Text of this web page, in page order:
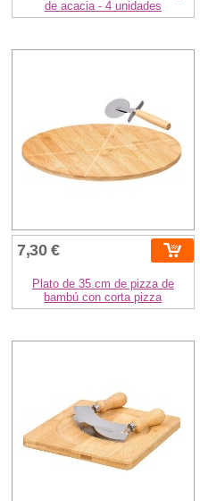
de acacia - 4 unidades
7,30 €
Plato de 35 cm de pizza de
bambú con corta pizza